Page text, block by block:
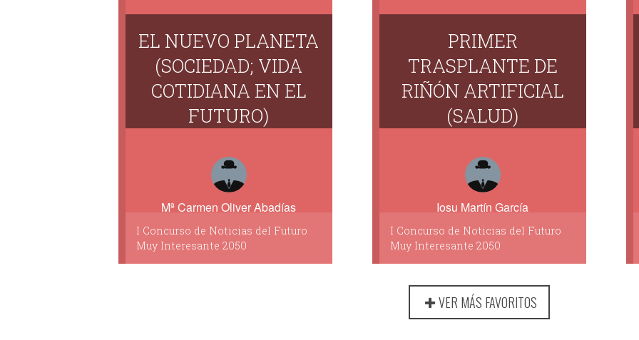
EL NUEVO PLANETA
(SOCIEDAD; VIDA
COTIDIANA EN EL
FUTURO)
Mª Carmen Oliver Abadías
I Concurso de Noticias del Futuro
Muy Interesante 2050
PRIMER
TRASPLANTE DE
RIÑÓN ARTIFICIAL
(SALUD)
Iosu Martín García
I Concurso de Noticias del Futuro
Muy Interesante 2050
VER MÁS FAVORITOS